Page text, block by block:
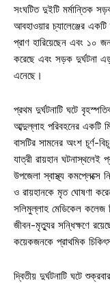
সংঘটিত দুইটি মর্মান্তিক
আবহাওয়ার চ্যালেঞ্জের
প্রাণ হারিয়েছেন এবং ১০
করেছে এবং সড়ক দুর্ঘটনা
এনেছে।
প্রথম দুর্ঘটনাটি ঘটে
আব্দুল্লাহ পরিবহনের একটি
বাসটির সামনের অংশ চূর্ণ-
যাত্রী রায়হান
উপজেলা স্বাস্থ্য কমপ্লেক্সে
ও রায়হানকে মৃত ঘোষণা
সলিমুল্লাহ মেডিকেল কলেজ
জীবন-মৃত্যুর সন্ধিক্ষণে
কয়েকজনকে প্রাথমিক
দ্বিতীয় দুর্ঘটনাটি ঘটে